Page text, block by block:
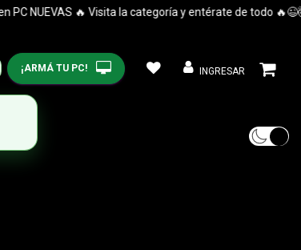
NUEVAS 🔥 Visita la categoría y entérate de todo 🔥😉🤯
¡ARMÁ TU PC! INGRESAR